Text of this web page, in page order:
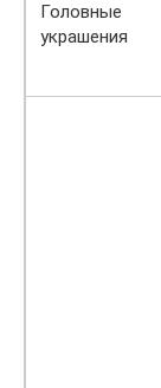
Головные
украшения